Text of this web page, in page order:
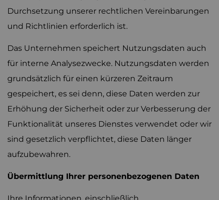
Durchsetzung unserer rechtlichen Vereinbarungen
und Richtlinien erforderlich ist.
Das Unternehmen speichert Nutzungsdaten auch
für interne Analysezwecke. Nutzungsdaten werden
grundsätzlich für einen kürzeren Zeitraum
gespeichert, es sei denn, diese Daten werden zur
Erhöhung der Sicherheit oder zur Verbesserung der
Funktionalität unseres Dienstes verwendet oder wir
sind gesetzlich verpflichtet, diese Daten länger
aufzubewahren.
Übermittlung Ihrer personenbezogenen Daten